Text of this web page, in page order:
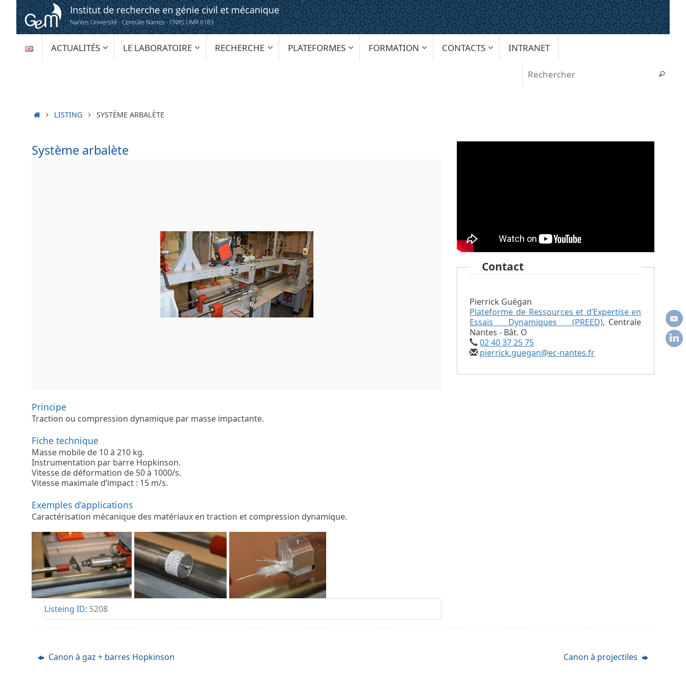
Passer
contenu
AU
CONTENU
ACTUALITÉS LE LABORATOIRE RECHERCHE PLATEFORMES FORMATION CONTACTS INTRANET
ACCUEIL
LISTING SYSTÈME ARBALÈTE
Système arbalète
Principe
Traction ou compression dynamique par masse impactante.
Fiche technique
Masse mobile de 10 à 210 kg.
Instrumentation par barre Hopkinson.
Vitesse de déformation de 50 à 1000/s.
Vitesse maximale d’impact : 15 m/s.
Exemples d’applications
Caractérisation mécanique des matériaux en traction et compression dynamique.
Listeing ID: 5208
Contact
Pierrick Guégan
Plateforme de Ressources et d’Expertise en
Essais Dynamiques (PREED), Centrale
Nantes - Bât. O
02 40 37 25 75
pierrick.guegan@ec-nantes.fr
Canon à gaz + barres Hopkinson Canon à projectiles